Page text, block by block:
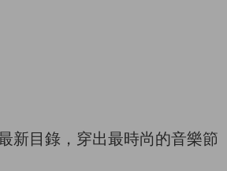
新目錄，穿出最時尚的音樂節